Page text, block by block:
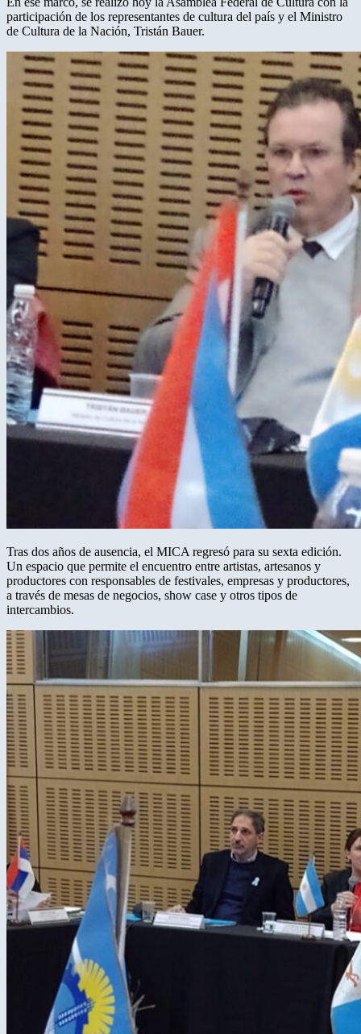
participación de los representantes de cultura del país y el Ministro
de Cultura de la Nación, Tristán Bauer.
Tras dos años de ausencia, el MICA regresó para su sexta edición.
Un espacio que permite el encuentro entre artistas, artesanos y
productores con responsables de festivales, empresas y productores,
a través de mesas de negocios, show case y otros tipos de
intercambios.